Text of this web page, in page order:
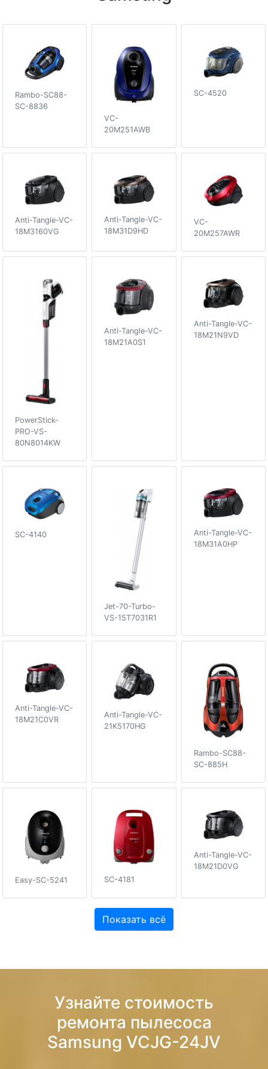
Rambo-SC88-
SC-8836
VC-
20M251AWB
SC-4520
Anti-Tangle-VC-
18M3160VG
Anti-Tangle-VC-
18M31D9HD
VC-
20M257AWR
PowerStick-
PRO-VS-
80N8014KW
Anti-Tangle-VC-
18M21A0S1
Anti-Tangle-VC-
18M21N9VD
SC-4140
Jet-70-Turbo-
VS-15T7031R1
Anti-Tangle-VC-
18M31A0HP
Anti-Tangle-VC-
18M21C0VR
Anti-Tangle-VC-
21K5170HG
Rambo-SC88-
SC-885H
Easy-SC-5241 SC-4181
Anti-Tangle-VC-
18M21D0VG
Показать всё
Узнайте стоимость
ремонта пылесоса
Samsung VCJG-24JV